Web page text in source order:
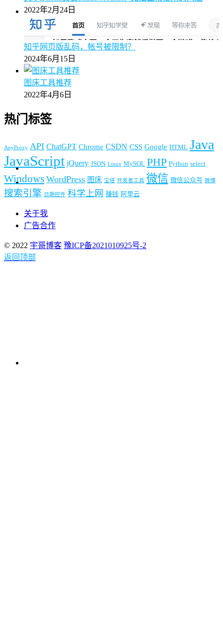
2022年2月24日
知乎网页版乱码，帐号被限制？
2024年6月15日
图床工具推荐
2022年4月6日
热门标签
AnyProxy API ChatGPT Chrome CSDN CSS Google HTML Java
JavaScript jQuery JSON Linux MySQL PHP Python select
Windows WordPress 图床 宝塔 开发者工具 微信 微信公众号 微博
搜索引擎 日期控件 科学上网 赚钱 阿里云
关于我
广告合作
© 2022 宇哥博客 豫ICP备2021010925号-2
返回顶部